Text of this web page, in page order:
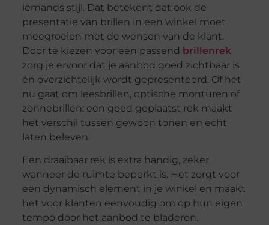
iemands stijl. Dat betekent dat ook de
presentatie van brillen in een winkel moet
meegroeien met de wensen van de klant.
Door te kiezen voor een passend brillenrek
zorg je ervoor dat je aanbod goed zichtbaar is
én overzichtelijk wordt gepresenteerd. Of het
nu gaat om leesbrillen, optische monturen of
zonnebrillen: een goed geplaatst rek maakt
het verschil tussen gewoon tonen en echt
laten beleven.
Een draaibaar rek is extra handig, zeker
wanneer de ruimte beperkt is. Het zorgt voor
een dynamisch element in je winkel en maakt
het voor klanten eenvoudig om op hun eigen
tempo door het aanbod te bladeren.